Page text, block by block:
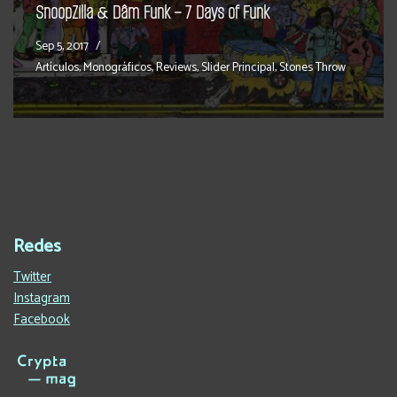
SnoopZilla & Dâm Funk – 7 Days of Funk
Sep 5, 2017
Artículos,Monográficos,Reviews,Slider Principal,Stones Throw
Redes
Twitter
Instagram
Facebook